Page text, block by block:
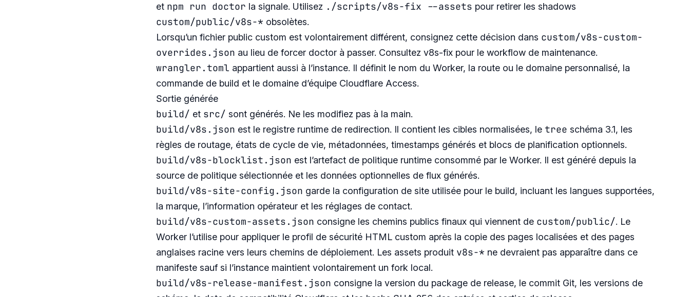
et npm run doctor la signale. Utilisez ./scripts/v8s-fix --assets pour retirer les shadows
custom/public/v8s-* obsolètes.
Lorsqu’un fichier public custom est volontairement différent, consignez cette décision dans custom/v8s-custom-
overrides.json au lieu de forcer doctor à passer. Consultez v8s-fix pour le workflow de maintenance.
wrangler.toml appartient aussi à l’instance. Il définit le nom du Worker, la route ou le domaine personnalisé, la
commande de build et le domaine d’équipe Cloudflare Access.
Sortie générée
build/ et src/ sont générés. Ne les modifiez pas à la main.
build/v8s.json est le registre runtime de redirection. Il contient les cibles normalisées, le tree schéma 3.1, les
règles de routage, états de cycle de vie, métadonnées, timestamps générés et blocs de planification optionnels.
build/v8s-blocklist.json est l’artefact de politique runtime consommé par le Worker. Il est généré depuis la
source de politique sélectionnée et les données optionnelles de flux générés.
build/v8s-site-config.json garde la configuration de site utilisée pour le build, incluant les langues supportées,
la marque, l’information opérateur et les réglages de contact.
build/v8s-custom-assets.json consigne les chemins publics finaux qui viennent de custom/public/. Le
Worker l’utilise pour appliquer le profil de sécurité HTML custom après la copie des pages localisées et des pages
anglaises racine vers leurs chemins de déploiement. Les assets produit v8s-* ne devraient pas apparaître dans ce
manifeste sauf si l’instance maintient volontairement un fork local.
build/v8s-release-manifest.json consigne la version du package de release, le commit Git, les versions de